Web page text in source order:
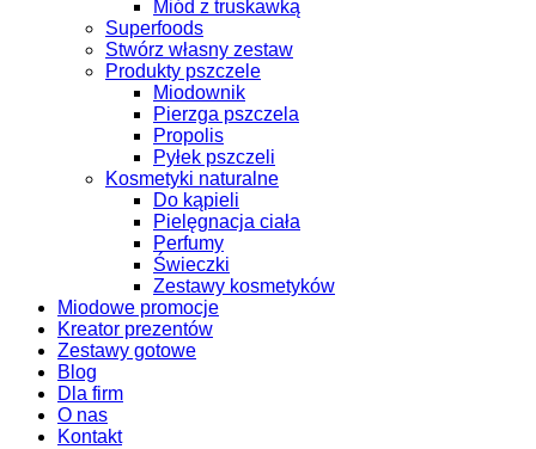
Miód z truskawką
Superfoods
Stwórz własny zestaw
Produkty pszczele
Miodownik
Pierzga pszczela
Propolis
Pyłek pszczeli
Kosmetyki naturalne
Do kąpieli
Pielęgnacja ciała
Perfumy
Świeczki
Zestawy kosmetyków
Miodowe promocje
Kreator prezentów
Zestawy gotowe
Blog
Dla firm
O nas
Kontakt